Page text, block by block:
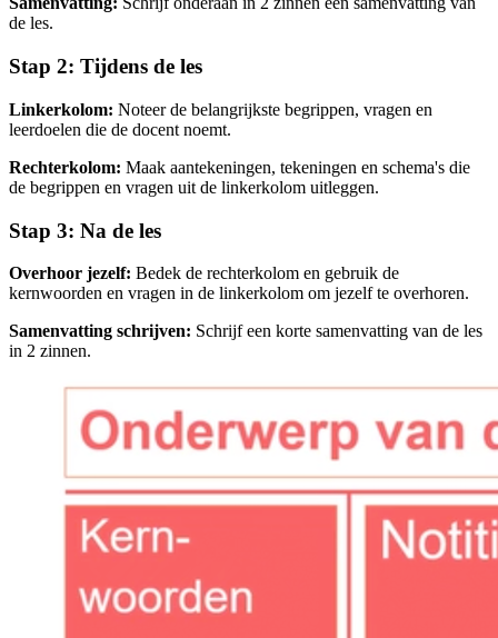
de les.
Stap 2: Tijdens de les
Linkerkolom: Noteer de belangrijkste begrippen, vragen en
leerdoelen die de docent noemt.
Rechterkolom: Maak aantekeningen, tekeningen en schema's die
de begrippen en vragen uit de linkerkolom uitleggen.
Stap 3: Na de les
Overhoor jezelf: Bedek de rechterkolom en gebruik de
kernwoorden en vragen in de linkerkolom om jezelf te overhoren.
Samenvatting schrijven: Schrijf een korte samenvatting van de les
in 2 zinnen.